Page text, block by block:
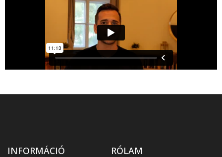
INFORMÁCIÓ RÓLAM